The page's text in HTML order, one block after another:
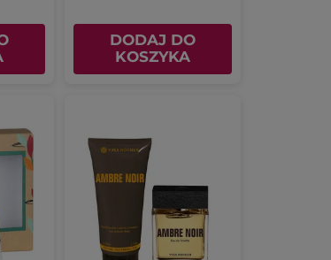
DODAJ DO
KOSZYKA